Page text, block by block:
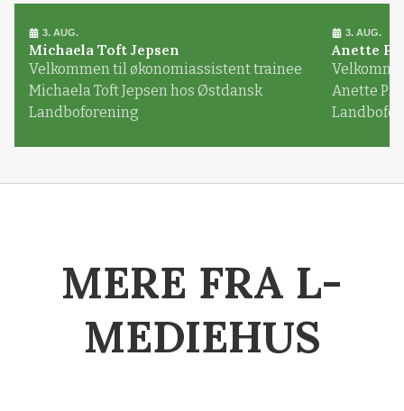
3. AUG.
Michaela Toft Jepsen
Velkommen til økonomiassistent trainee
Michaela Toft Jepsen hos Østdansk
Landboforening
3. AUG.
Anette
Anette
MERE FRA L-
MEDIEHUS